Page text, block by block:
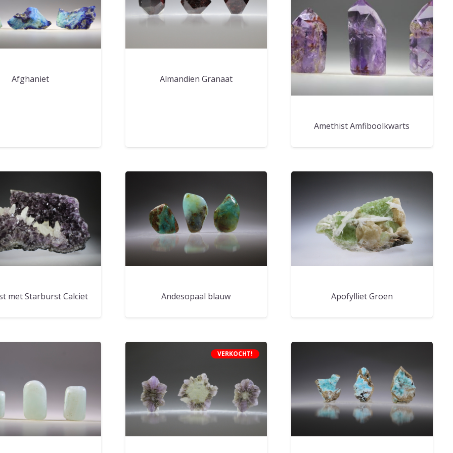
Afghaniet Almandien Granaat
Amethist Amfiboolkwarts
met Starburst Calciet Andesopaal blauw Apofylliet Groen
VERKOCHT!